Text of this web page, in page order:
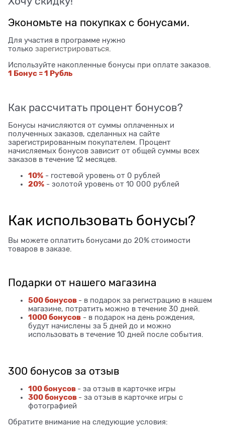
Экономьте на покупках с бонусами.
Для участия в программе нужно
только зарегистрироваться
Используйте накопленные бонусы при оплате заказов.
1 Бонус = 1 Рубль
Как рассчитать процент бонусов?
Бонусы начисляются от суммы оплаченных и
полученных заказов, сделанных на сайте
зарегистрированным покупателем. Процент
начисляемых бонусов зависит от общей суммы всех
заказов в течение 12 месяцев.
10% - гостевой уровень от 0 рублей
20% - золотой уровень от 10 000 рублей
Как использовать бонусы?
Вы можете оплатить бонусами до 20% стоимости
товаров в заказе.
Подарки от нашего магазина
500 бонусов - в подарок за регистрацию в нашем
магазине, потратить можно в течение 30 дней.
1000 бонусов - в подарок на день рождения,
будут начислены за 5 дней до и можно
использовать в течение 10 дней после события.
300 бонусов за отзыв
100 бонусов - за отзыв в карточке игры
300 бонусов - за отзыв в карточке игры с
фотографией
Обратите внимание на следующие условия: